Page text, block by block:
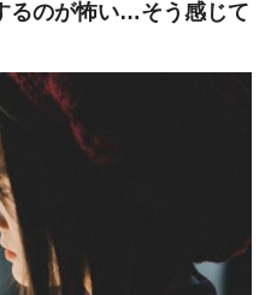
るのが怖い…そう感じて